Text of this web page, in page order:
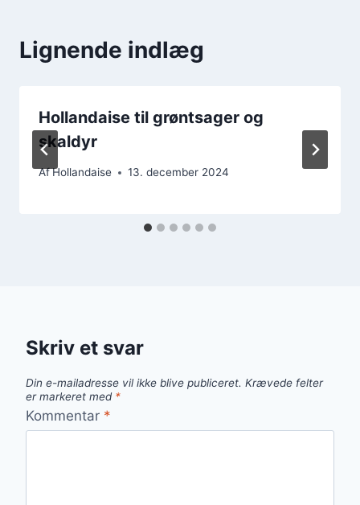
Lignende indlæg
Hollandaise til grøntsager og
skaldyr
AfHollandaise 13. december 2024
Skriv et svar
Din e-mailadresse vil ikke blive publiceret. Krævede felter
er markeret med *
Kommentar *